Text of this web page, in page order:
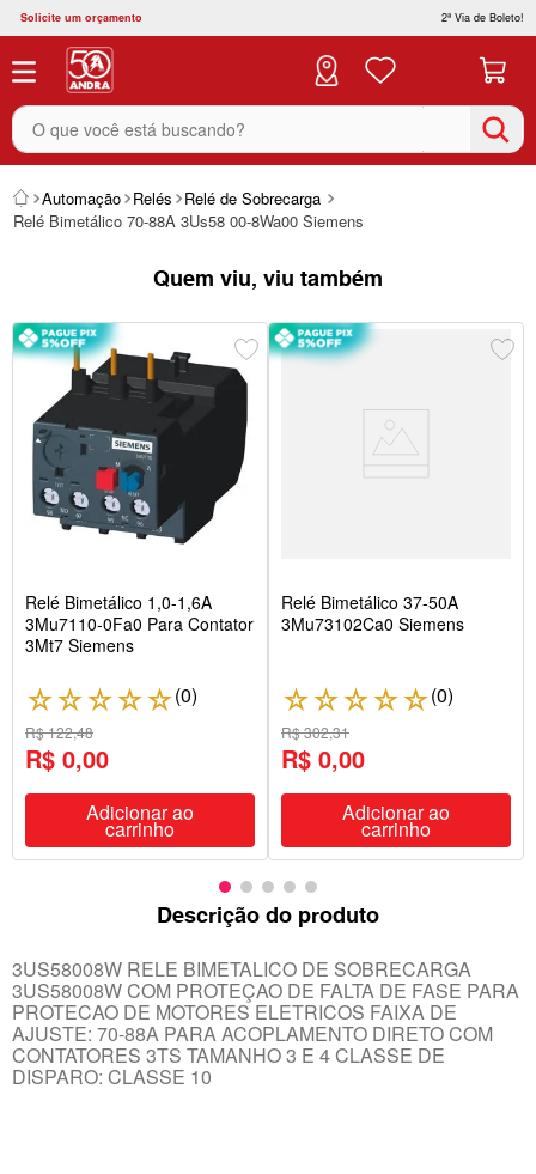
Solicite um orçamento 2ª Via de Boleto!
O que você está buscando?
Automação Relés
Relé de Sobrecarga
Relé Bimetálico 70-88A 3Us58 00-8Wa00 Siemens
Quem viu, viu também
Relé Bimetálico 1,0-1,6A
3Mu7110-0Fa0 Para Contator
3Mt7 Siemens
☆☆☆☆☆(0)
R$ 122,48
R$ 0,00
Adicionar ao
carrinho
Relé Bimetálico 37-50A
3Mu73102Ca0 Siemens
☆☆☆☆☆(0)
R$ 302,31
R$ 0,00
Adicionar ao
carrinho
Descrição do produto
3US58008W RELE BIMETALICO DE SOBRECARGA
3US58008W COM PROTEÇAO DE FALTA DE FASE PARA
PROTECAO DE MOTORES ELETRICOS FAIXA DE
AJUSTE: 70-88A PARA ACOPLAMENTO DIRETO COM
CONTATORES 3TS TAMANHO 3 E 4 CLASSE DE
DISPARO: CLASSE 10